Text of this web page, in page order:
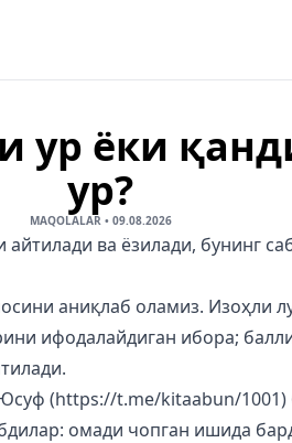
ур ёки
ур?
MAQOLALAR • 09.08.2026
айтилади ва ёзилади, бунинг
аниқлаб оламиз. Изоҳли
ифодалайдиган ибора;
(https://t.me/kitaabun/1001)
омади чопган ишида